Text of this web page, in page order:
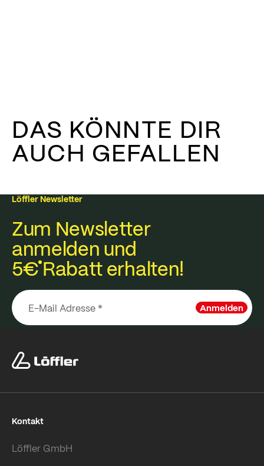
DAS KÖNNTE DIR
AUCH GEFALLEN
Löffler Newsletter
Zum Newsletter
anmelden und
5€Rabatt erhalten!
Anmelden
Kontakt
Löffler GmbH